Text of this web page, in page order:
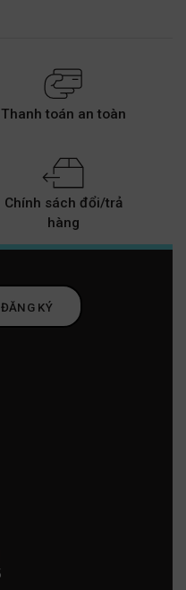
Thanh toán an toàn
Chính sách đổi/trả
hàng
ĐĂNG KÝ